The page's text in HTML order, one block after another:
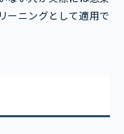
ーニングとして適用で